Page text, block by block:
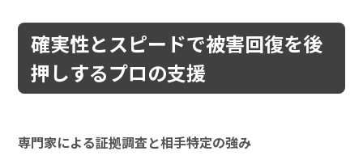
確実性とスピードで被害回復を後
押しするプロの支援
専門家による証拠調査と相手特定の強み